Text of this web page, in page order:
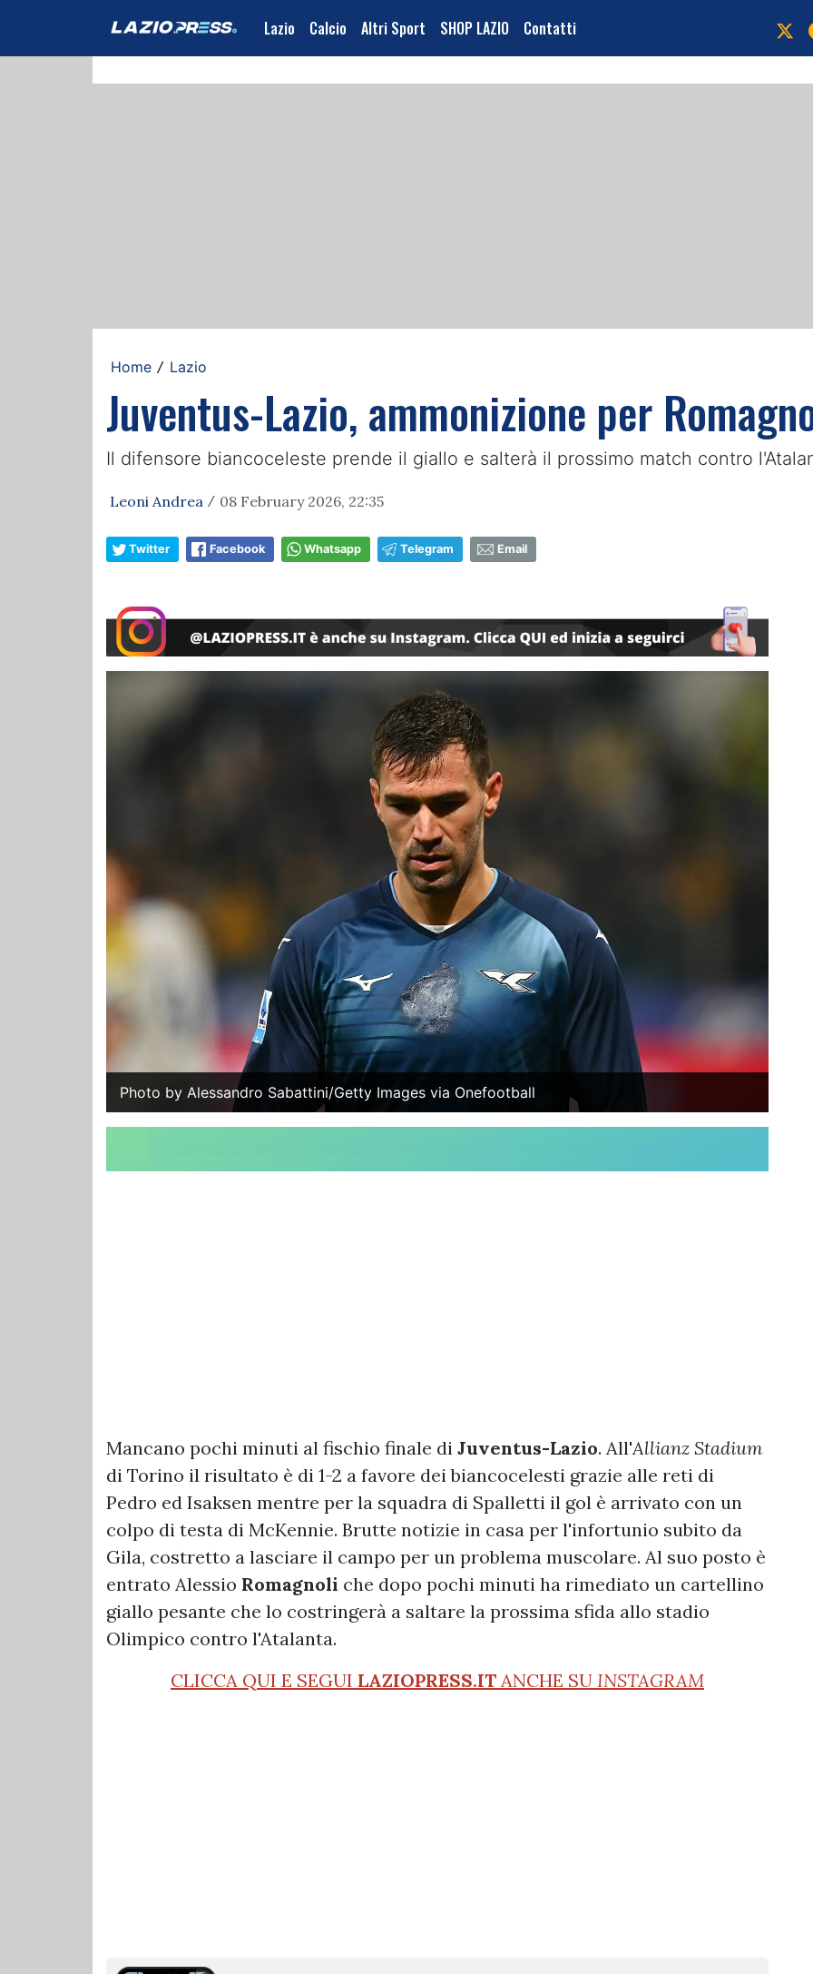
Lazio Calcio Altri Sport SHOP LAZIO Contatti
Home / Lazio
Juventus-Lazio, ammonizione per
Il difensore biancoceleste prende il giallo e salterà il prossimo match contro
Leoni Andrea / 08 February 2026, 22:35
Twitter Facebook Whatsapp Telegram Email
Photo by Alessandro Sabattini/Getty Images via Onefootball
Mancano pochi minuti al fischio finale di Juventus-Lazio. All'Allianz Stadium
di Torino il risultato è di 1-2 a favore dei biancocelesti grazie alle reti di
Pedro ed Isaksen mentre per la squadra di Spalletti il gol è arrivato con un
colpo di testa di McKennie. Brutte notizie in casa per l'infortunio subito da
Gila, costretto a lasciare il campo per un problema muscolare. Al suo posto è
entrato Alessio Romagnoli che dopo pochi minuti ha rimediato un cartellino
giallo pesante che lo costringerà a saltare la prossima sfida allo stadio
Olimpico contro l'Atalanta.
CLICCA QUI E SEGUI LAZIOPRESS.IT ANCHE SU INSTAGRAM